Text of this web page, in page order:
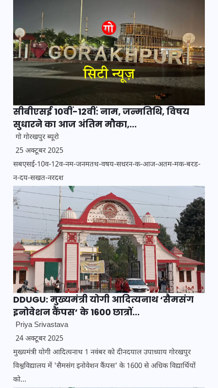
सीबीएसई 10वीं-12वीं: नाम, जन्मतिथि, विषय
सुधारने का आज अंतिम मौका,...
गो गोरखपुर ब्यूरो
25 अक्टूबर 2025
सबएसई-10व-12व-नम-जनमतथ-वषय-सधरन-क-आज-अतम-मक-बरड-
न-दय-सखत-नरदश
DDUGU: मुख्यमंत्री योगी आदित्यनाथ ‘सैमसंग
इनोवेशन कैंपस’ के 1600 छात्रों...
Priya Srivastava
24 अक्टूबर 2025
मुख्यमंत्री योगी आदित्यनाथ 1 नवंबर को दीनदयाल उपाध्याय गोरखपुर
विश्वविद्यालय में 'सैमसंग इनोवेशन कैंपस' के 1600 से अधिक विद्यार्थियों
को...